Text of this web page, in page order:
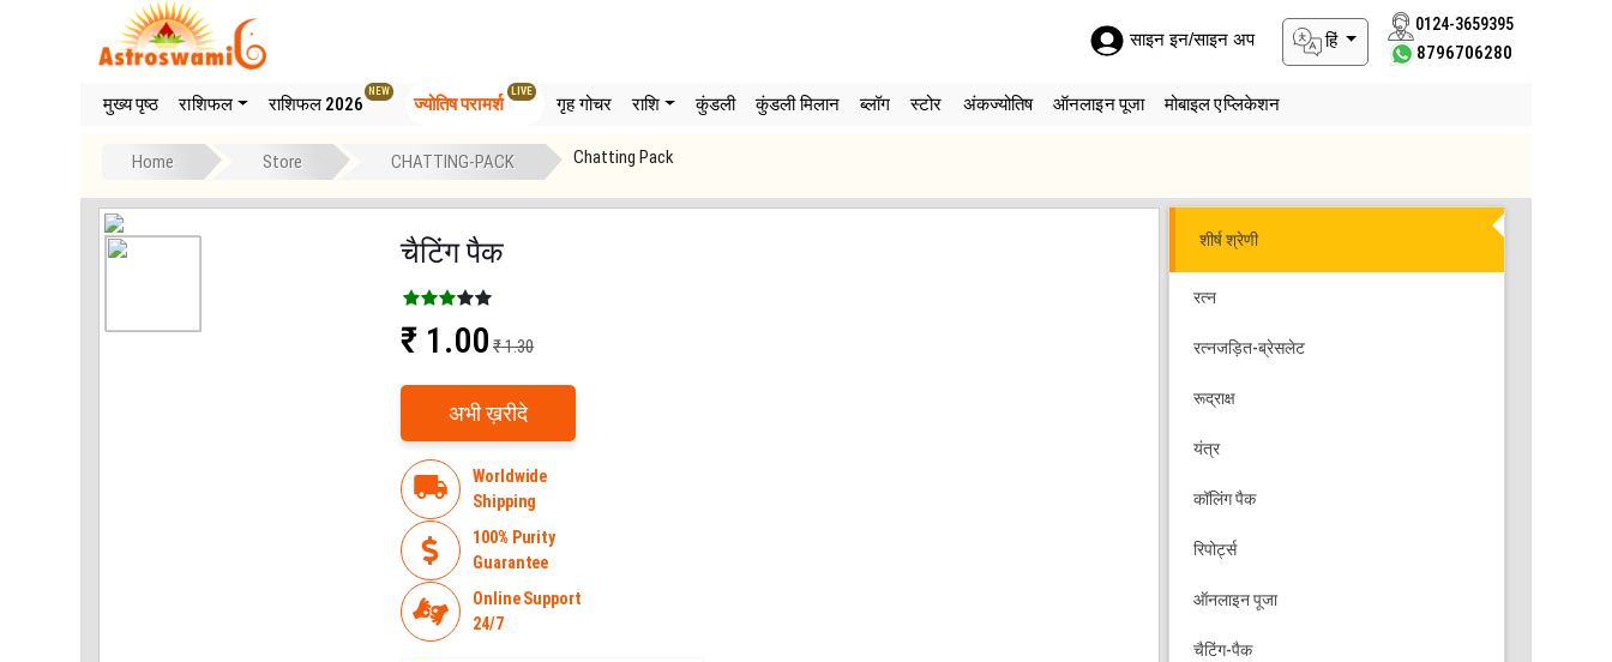
0124-3659395
8796706280
हिं
साइन इन/साइन अप
मुख्य पृष्ठ राशिफल राशिफल 2026
NEW
ज्योतिष परामर्श
LIVE
गृह गोचर राशि कुंडली कुंडली मिलान ब्लॉग स्टोर अंकज्योतिष ऑनलाइन पूजा मोबाइल एप्लिकेशन
Home Store CHATTING-PACK Chatting Pack
चैटिंग पैक
₹ 1.00 ₹ 1.30
अभी ख़रीदे
local_shipping
Worldwide
Shipping

100% Purity
Guarantee

Online Support
24/7
शीर्ष श्रेणी
रत्न
रत्नजड़ित-ब्रेसलेट
रूद्राक्ष
यंत्र
कॉलिंग पैक
रिपोर्ट्स
ऑनलाइन पूजा
चैटिंग-पैक